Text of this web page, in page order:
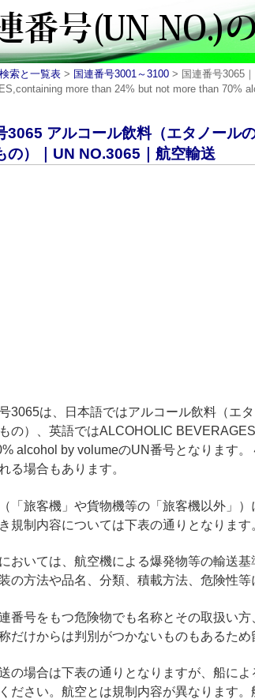
索と一覧表 > 国連番号3001～3100 > 国連番号3065
more than 24% but not more than 70%
3065 アルコール飲料（エタノール
の）｜UN NO.3065｜航空輸送
3065は、日本語ではアルコール飲料（エ
の）、英語ではALCOHOLIC
alcohol by volumeのUN番号となります
る場合もあります。
「旅客機」や貨物機等の「旅客機以外」
規制内容については下表の通りとなります
おいては、航空機による爆発物等の輸送
の方法や品名、分類、積載方法、危険性等
番号をもつ危険物でも名称とその取扱い
だけからは判別がつかないものもあるため
の場合は下表の通りとなりますが、船に
ださい。航空とは規制内容が異なります